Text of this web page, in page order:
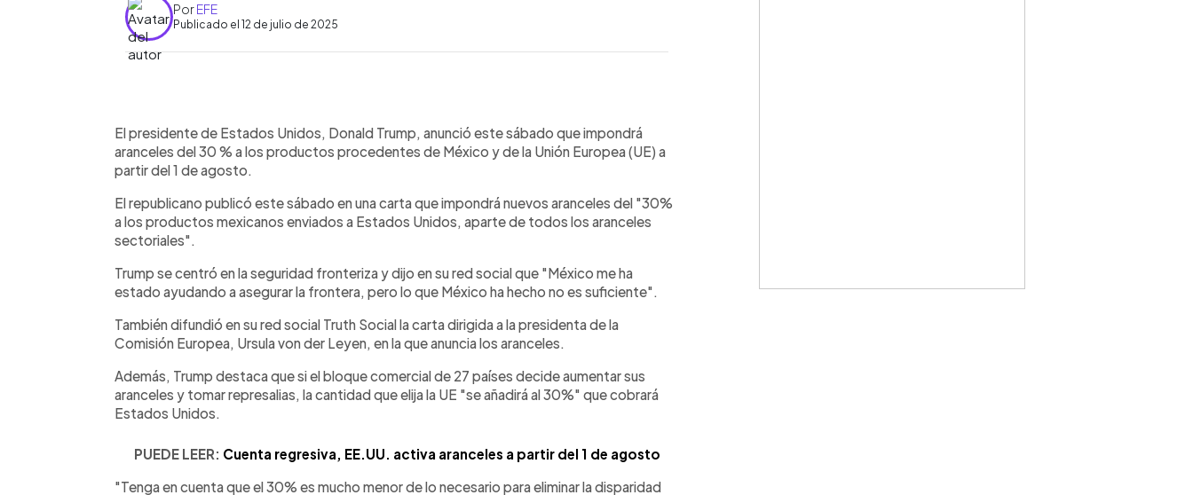
PorEFE
Publicado el 12 de julio de 2025
Escuchar artículo
El presidente de Estados Unidos, Donald Trump, anunció este sábado que impondrá
aranceles del 30 % a los productos procedentes de México y de la Unión Europea (UE) a
partir del 1 de agosto.
El republicano publicó este sábado en una carta que impondrá nuevos aranceles del "30%
a los productos mexicanos enviados a Estados Unidos, aparte de todos los aranceles
sectoriales".
Trump se centró en la seguridad fronteriza y dijo en su red social que "México me ha
estado ayudando a asegurar la frontera, pero lo que México ha hecho no es suficiente".
También difundió en su red social Truth Social la carta dirigida a la presidenta de la
Comisión Europea, Ursula von der Leyen, en la que anuncia los aranceles.
Además, Trump destaca que si el bloque comercial de 27 países decide aumentar sus
aranceles y tomar represalias, la cantidad que elija la UE "se añadirá al 30%" que cobrará
Estados Unidos.
PUEDE LEER: Cuenta regresiva, EE.UU. activa aranceles a partir del 1 de agosto
"Tenga en cuenta que el 30% es mucho menor de lo necesario para eliminar la disparidad